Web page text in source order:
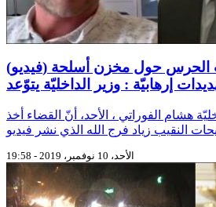
(فيديو) تصريحات نقيب الحرس حول مخزن أسلحة
إرهابيّة : وزير الداخليّة يتوّعد
هشام الفوراتي ، الأحد، أنّ القضاء أخذ
الأحد، 10 نوفمبر، 2019 - 19:58